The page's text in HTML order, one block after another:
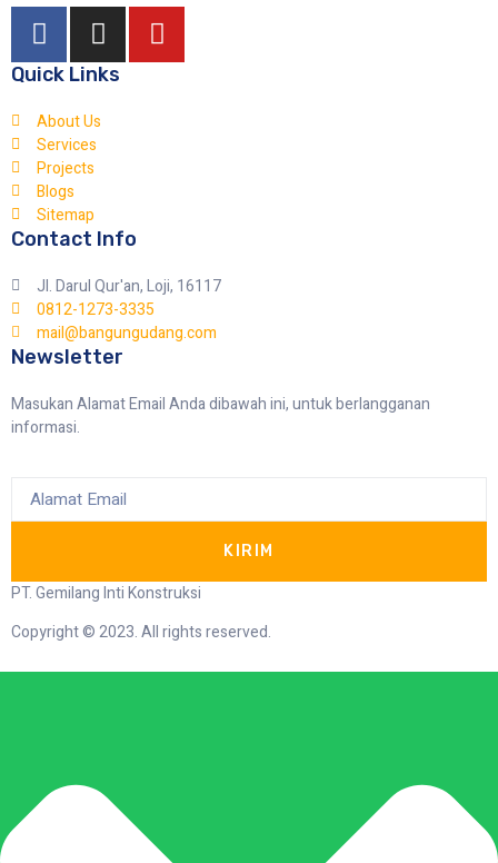
Quick Links
About Us
Services
Projects
Blogs
Sitemap
Contact Info
Jl. Darul Qur'an, Loji, 16117
0812-1273-3335
mail@bangungudang.com
Newsletter
Masukan Alamat Email Anda dibawah ini, untuk berlangganan
informasi.
KIRIM
PT. Gemilang Inti Konstruksi
Copyright © 2023. All rights reserved.